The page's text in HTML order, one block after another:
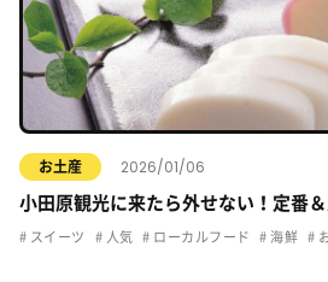
お土産 2026/01/06
小田原観光に来たら外せない！定番
スイーツ 人気 ローカルフード 海鮮